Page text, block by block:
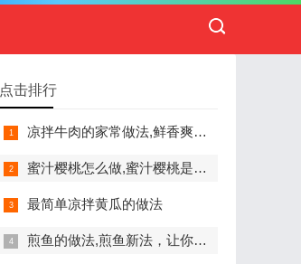
点击排行
凉拌牛肉的家常做法,鲜香爽口，简单易学的美味佳肴
蜜汁樱桃怎么做,蜜汁樱桃是一道美味可口的甜品，下面是它的制作方法：
最简单凉拌黄瓜的做法
煎鱼的做法,煎鱼新法，让你家的餐桌从此不再单调！